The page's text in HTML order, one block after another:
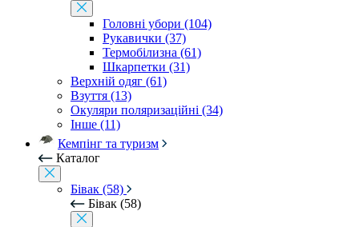
Головні убори (104)
Рукавички (37)
Термобілизна (61)
Шкарпетки (31)
Верхній одяг (61)
Взуття (13)
Окуляри поляризаційні (34)
Інше (11)
Кемпінг та туризм
Каталог
Бівак (58)
Бівак (58)